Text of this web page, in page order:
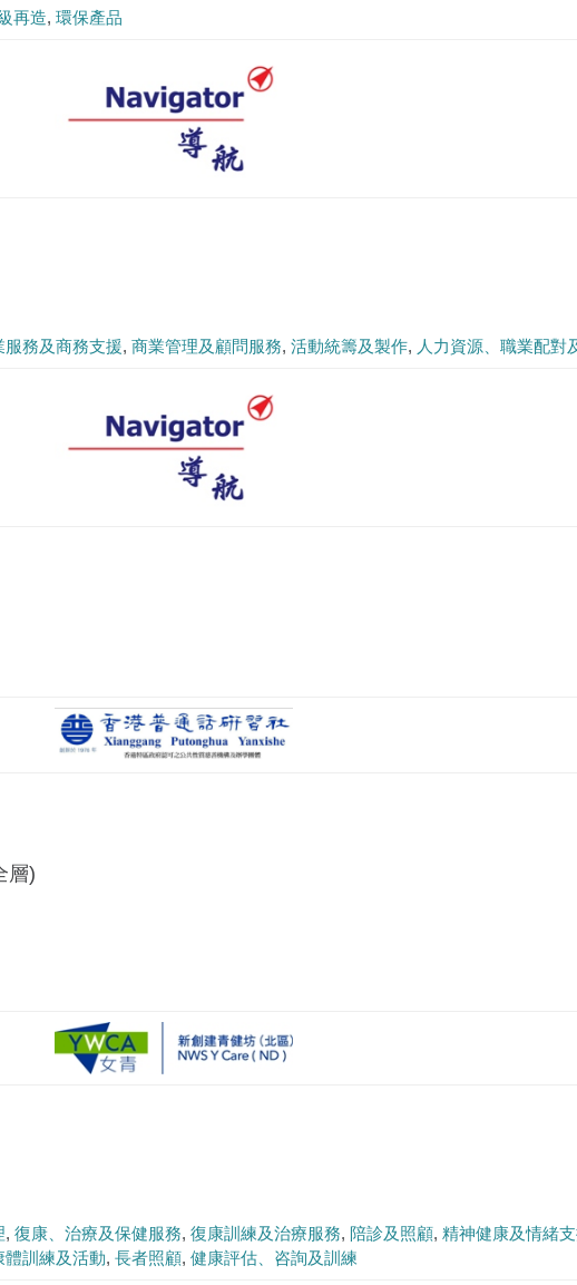
再造 環保產品
服務及商務支援 商業管理及顧問服務 活動統籌及製作 人力資源、職業配對
層)
復康、治療及保健服務 復康訓練及治療服務 陪診及照顧 精神健康及情緒
體訓練及活動 長者照顧 健康評估、咨詢及訓練